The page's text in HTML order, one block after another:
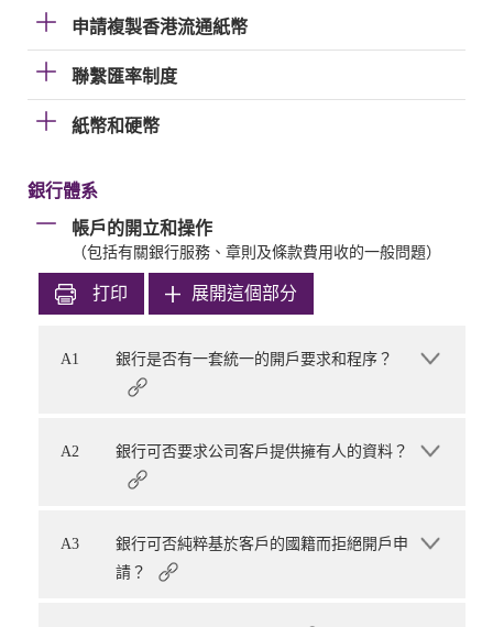
申請複製香港流通紙幣
聯繫匯率制度
紙幣和硬幣
銀行體系
帳戶的開立和操作
（包括有關銀行服務、章則及條款費用收的一般問題）
打印 展開這個部分
A1 銀行是否有一套統一的開戶要求和程序？
A2 銀行可否要求公司客戶提供擁有人的資料？
A3
銀行可否純粹基於客戶的國籍而拒絕開戶申
請？